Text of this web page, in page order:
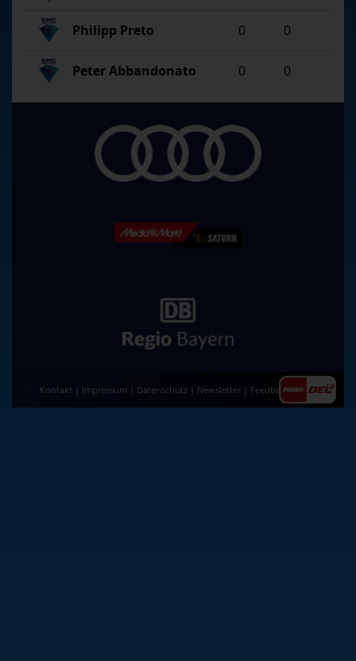
Philipp Preto 0 0
Peter Abbandonato 0 0
Kontakt Impressum Datenschutz Newsletter Feedback|AGB